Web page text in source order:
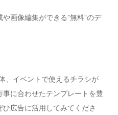
画像編集ができる”無料”のデ
、イベントで使えるチラシが
に合わせたテンプレートを豊
広告に活用してみてくださ